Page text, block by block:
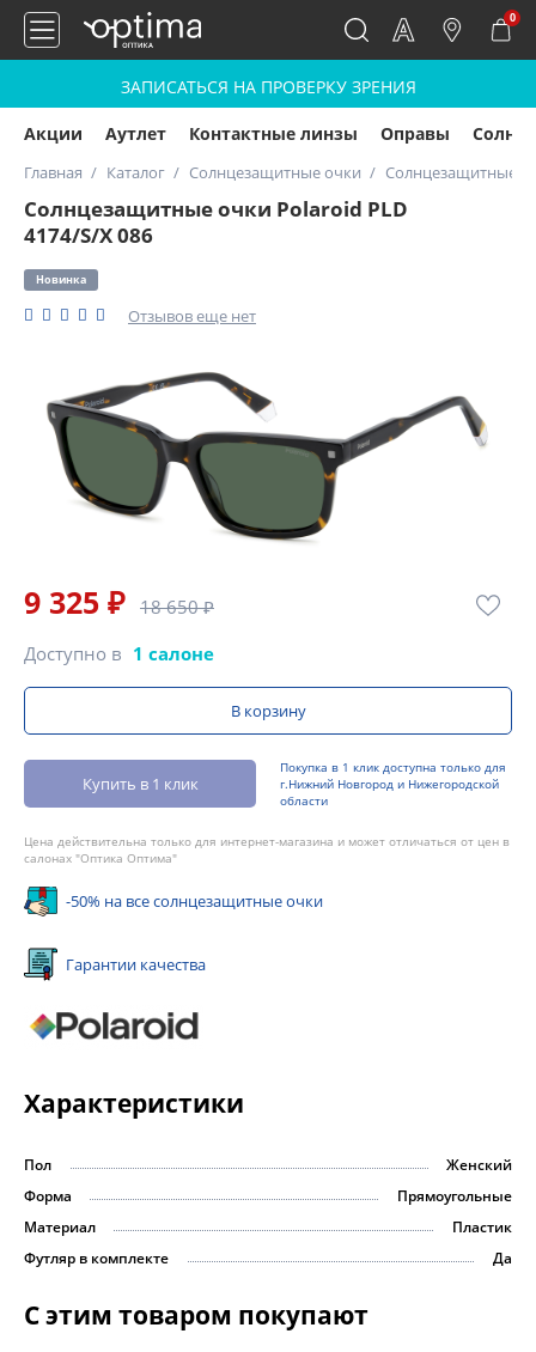
0
ЗАПИСАТЬСЯ НА ПРОВЕРКУ ЗРЕНИЯ
Акции Аутлет Контактные линзы Оправы
Главная Каталог Солнцезащитные очки Солнцезащитные
Солнцезащитные очки Polaroid PLD
4174/S/X 086
Новинка
Отзывов еще нет
9 325 ₽ 18 650 ₽
Доступно в 1 салоне
В корзину
Купить в 1 клик
Покупка в 1 клик доступна только для
г.Нижний Новгород и Нижегородской
области
Цена действительна только для интернет-магазина и может отличаться от цен в
салонах "Оптика Оптима"
-50% на все солнцезащитные очки
Гарантии качества
Характеристики
Пол
Женский
Форма
Прямоугольные
Материал
Пластик
Футляр в комплекте
Да
С этим товаром покупают